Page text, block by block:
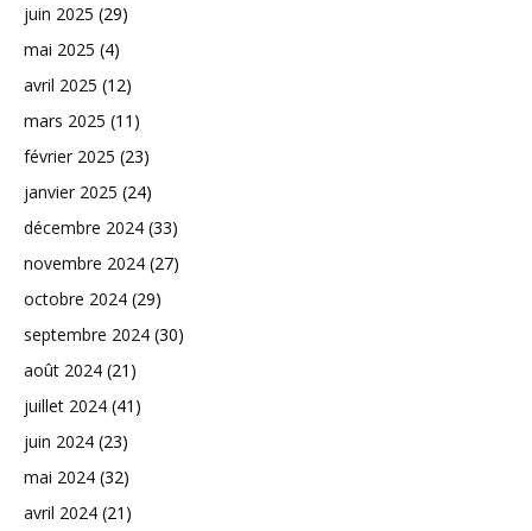
juin 2025 (29)
mai 2025 (4)
avril 2025 (12)
mars 2025 (11)
février 2025 (23)
janvier 2025 (24)
décembre 2024 (33)
novembre 2024 (27)
octobre 2024 (29)
septembre 2024 (30)
août 2024 (21)
juillet 2024 (41)
juin 2024 (23)
mai 2024 (32)
avril 2024 (21)